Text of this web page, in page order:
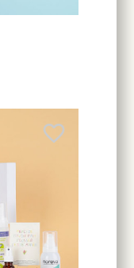
favorite_border